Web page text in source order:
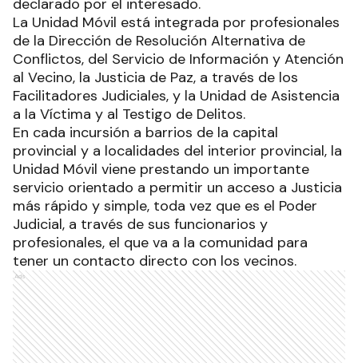
declarado por el interesado.
La Unidad Móvil está integrada por profesionales
de la Dirección de Resolución Alternativa de
Conflictos, del Servicio de Información y Atención
al Vecino, la Justicia de Paz, a través de los
Facilitadores Judiciales, y la Unidad de Asistencia
a la Víctima y al Testigo de Delitos.
En cada incursión a barrios de la capital
provincial y a localidades del interior provincial, la
Unidad Móvil viene prestando un importante
servicio orientado a permitir un acceso a Justicia
más rápido y simple, toda vez que es el Poder
Judicial, a través de sus funcionarios y
profesionales, el que va a la comunidad para
tener un contacto directo con los vecinos.
Ads